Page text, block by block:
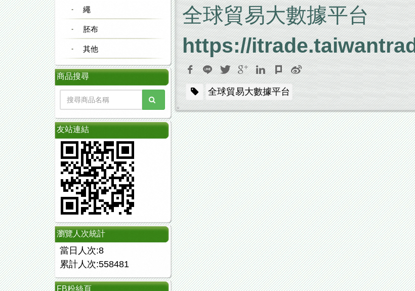
繩
胚布
其他
商品搜尋
友站連結
瀏覽人次統計
當日人次:8
累計人次:558481
FB粉絲頁
全球貿易大數據平台
https://
全球貿易大數據平台